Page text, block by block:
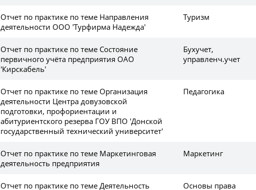
Отчет по практике по теме Направления
деятельности ООО 'Турфирма Надежда'
Туризм
Отчет по практике по теме Состояние
первичного учёта предприятия ОАО
'Кирскабель'
Бухучет,
управленч.учет
Отчет по практике по теме Организация
деятельности Центра довузовской
подготовки, профориентации и
абитуриентского резерва ГОУ ВПО 'Донской
государственный технический университет'
Педагогика
Отчет по практике по теме Маркетинговая
деятельность предприятия
Маркетинг
Отчет по практике по теме Деятельность Основы права